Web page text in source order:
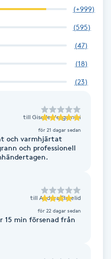
(+999)
(595)
(47)
(18)
(23)
till Giselle Vergamini
för 21 dagar sedan
och varmhjärtat
och professionell
till Andrea Elmelid
för 22 dagar sedan
15 min försenad från